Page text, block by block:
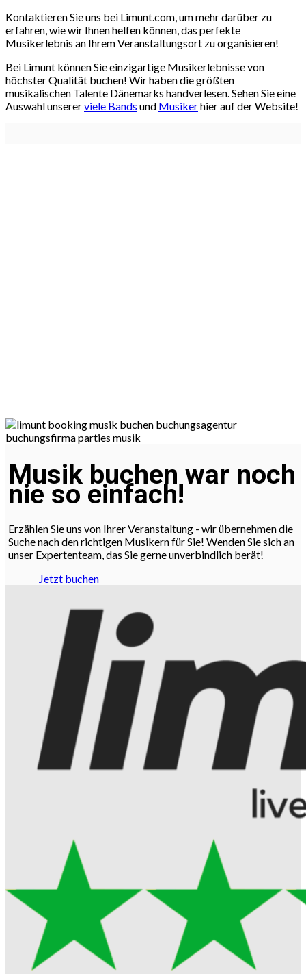
Kontaktieren Sie uns bei Limunt.com, um mehr darüber zu
erfahren, wie wir Ihnen helfen können, das perfekte
Musikerlebnis an Ihrem Veranstaltungsort zu organisieren!
Bei Limunt können Sie einzigartige Musikerlebnisse von
höchster Qualität buchen! Wir haben die größten
musikalischen Talente Dänemarks handverlesen. Sehen Sie eine
Auswahl unsererviele Bands und Musikerhier auf der Website!
Musik buchen war noch
nie so einfach!
Erzählen Sie uns von Ihrer Veranstaltung - wir übernehmen die
Suche nach den richtigen Musikern für Sie! Wenden Sie sich an
unser Expertenteam, das Sie gerne unverbindlich berät!
Jetzt buchen